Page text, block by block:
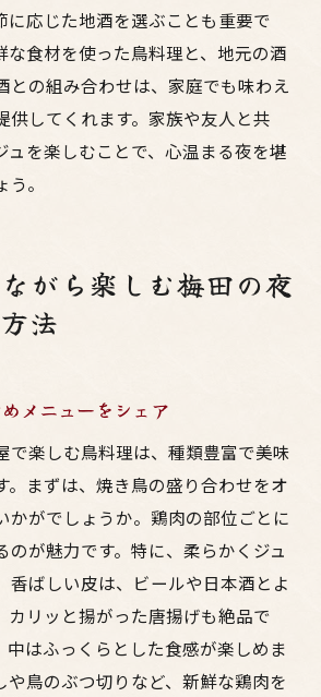
に応じた地酒を選ぶことも重要で
な食材を使った鳥料理と、地元の酒
との組み合わせは、家庭でも味わえ
供してくれます。家族や友人と共
ュを楽しむことで、心温まる夜を堪
。
がら楽しむ梅田の夜
法
メニューをシェア
で楽しむ鳥料理は、種類豊富で美味
。まずは、焼き鳥の盛り合わせをオ
かがでしょうか。鶏肉の部位ごとに
のが魅力です。特に、柔らかくジュ
香ばしい皮は、ビールや日本酒とよ
カリッと揚がった唐揚げも絶品で
中はふっくらとした食感が楽しめま
や鳥のぶつ切りなど、新鮮な鶏肉を